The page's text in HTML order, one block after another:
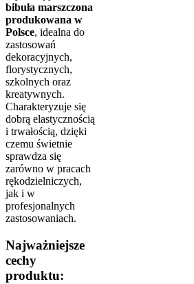
bibuła marszczona
produkowana w
Polsce, idealna do
zastosowań
dekoracyjnych,
florystycznych,
szkolnych oraz
kreatywnych.
Charakteryzuje się
dobrą elastycznością
i trwałością, dzięki
czemu świetnie
sprawdza się
zarówno w pracach
rękodzielniczych,
jak i w
profesjonalnych
zastosowaniach.
Najważniejsze
cechy
produktu: